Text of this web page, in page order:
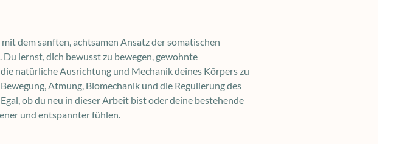
dem sanften, achtsamen Ansatz der somatischen
lernst, dich bewusst zu bewegen, gewohnte
natürliche Ausrichtung und Mechanik deines Körpers zu
Atmung, Biomechanik und die Regulierung des
ob du neu in dieser Arbeit bist oder deine bestehende
und entspannter fühlen.